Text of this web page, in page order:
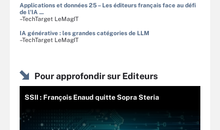
Applications et données 25 – Les éditeurs français face au défi
de l'IA ...
–TechTarget LeMagIT
IA générative : les grandes catégories de LLM
–TechTarget LeMagIT
Pour approfondir sur Editeurs
SSII : François Enaud quitte Sopra Steria